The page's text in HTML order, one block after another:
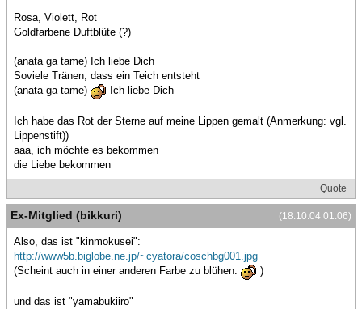
Rosa, Violett, Rot
Goldfarbene Duftblüte (?)
(anata ga tame) Ich liebe Dich
Soviele Tränen, dass ein Teich entsteht
(anata ga tame)
Ich liebe Dich
Ich habe das Rot der Sterne auf meine Lippen gemalt (Anmerkung: vgl.
Lippenstift))
aaa, ich möchte es bekommen
die Liebe bekommen
Quote
(18.10.04 01:06)
Ex-Mitglied (bikkuri)
Also, das ist "kinmokusei":
http://www5b.biglobe.ne.jp/~cyatora/coschbg001.jpg
(Scheint auch in einer anderen Farbe zu blühen.
)
und das ist "yamabukiiro"